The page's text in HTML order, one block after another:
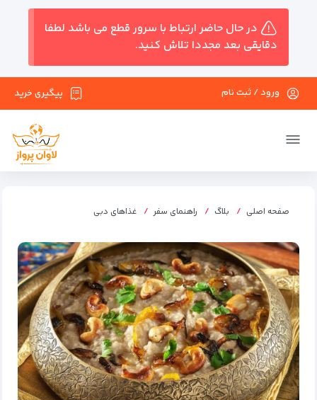
در حال حاضر ارتباط با سرور قطع می باشد لطفا
دقایقی بعد مجددا تلاش کنید.
پیگیری خرید ورود / ثبت نام
صفحه اصلی بلاگ راهنمای سفر غذاهای دبی